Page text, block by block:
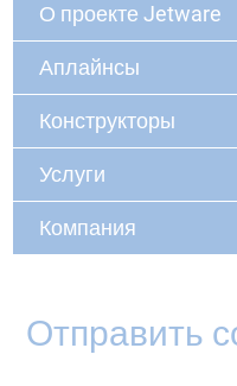
О проекте Jetware
Аплайнсы
Конструкторы
Услуги
Компания
Отправить